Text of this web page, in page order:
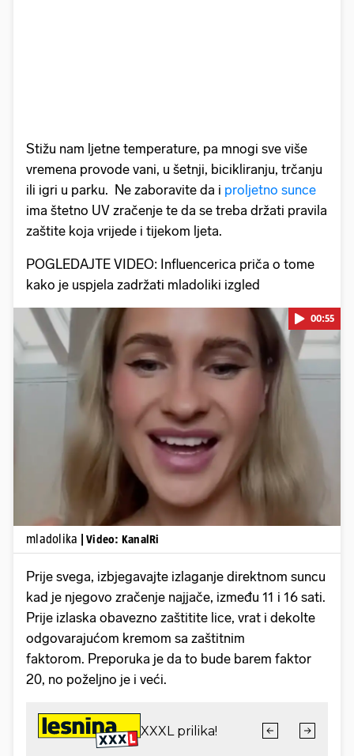
Stižu nam ljetne temperature, pa mnogi sve više
vremena provode vani, u šetnji, bicikliranju, trčanju
ili igri u parku. Ne zaboravite da i proljetno sunce
ima štetno UV zračenje te da se treba držati pravila
zaštite koja vrijede i tijekom ljeta.
POGLEDAJTE VIDEO: Influencerica priča o tome
kako je uspjela zadržati mladoliki izgled
Pokretanje videa...
00:55
mladolika | Video: KanalRi
Prije svega, izbjegavajte izlaganje direktnom suncu
kad je njegovo zračenje najjače, između 11 i 16 sati.
Prije izlaska obavezno zaštitite lice, vrat i dekolte
odgovarajućom kremom sa zaštitnim
faktorom. Preporuka je da to bude barem faktor
20, no poželjno je i veći.